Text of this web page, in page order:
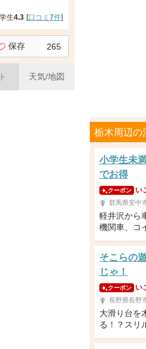
生4.3 [口コミ 7件]
保存 265
天気/地図
栃木周辺の
小学生未
でお得
クーポン い
群馬県安中
軽井沢から
機関車、コ
そこらの
じゃ！
クーポン い
長野県長野
大滑り台を
る！？スリ